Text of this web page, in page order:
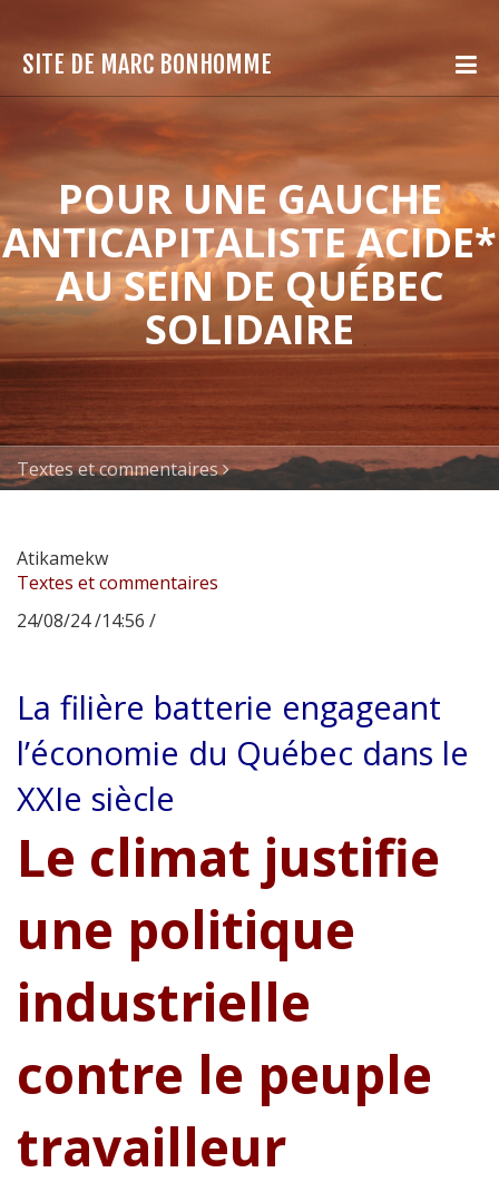
SITE DE MARC BONHOMME
POUR UNE GAUCHE
ANTICAPITALISTE ACIDE*
AU SEIN DE QUÉBEC
SOLIDAIRE
Textes et commentaires
Atikamekw
Textes et commentaires
24/08/24 /14:56 /
La filière batterie engageant
l’économie du Québec dans le
XXIe siècle
Le climat justifie
une politique
industrielle
contre le peuple
travailleur